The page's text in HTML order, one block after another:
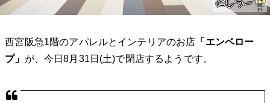
西宮阪急1階のアパレルとインテリアのお店 「エンベロー
プ」 が、今日8月31日(土)で閉店するようです。